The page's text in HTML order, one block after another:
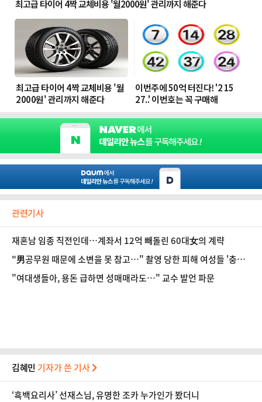
관련기사
재혼남 임종 직전인데…계좌서 12억 빼돌린 60대女의 계략
"男공무원 때문에 소변을 못 참고…" 촬영 당한 피해 여성들 '충격
폭로'
"여대생들아, 용돈 급하면 성매매라도…" 교수 발언 파문
김혜민 기자가 쓴 기사
‘흑백요리사’ 선재스님, 유명한 조카 누가인가 봤더니